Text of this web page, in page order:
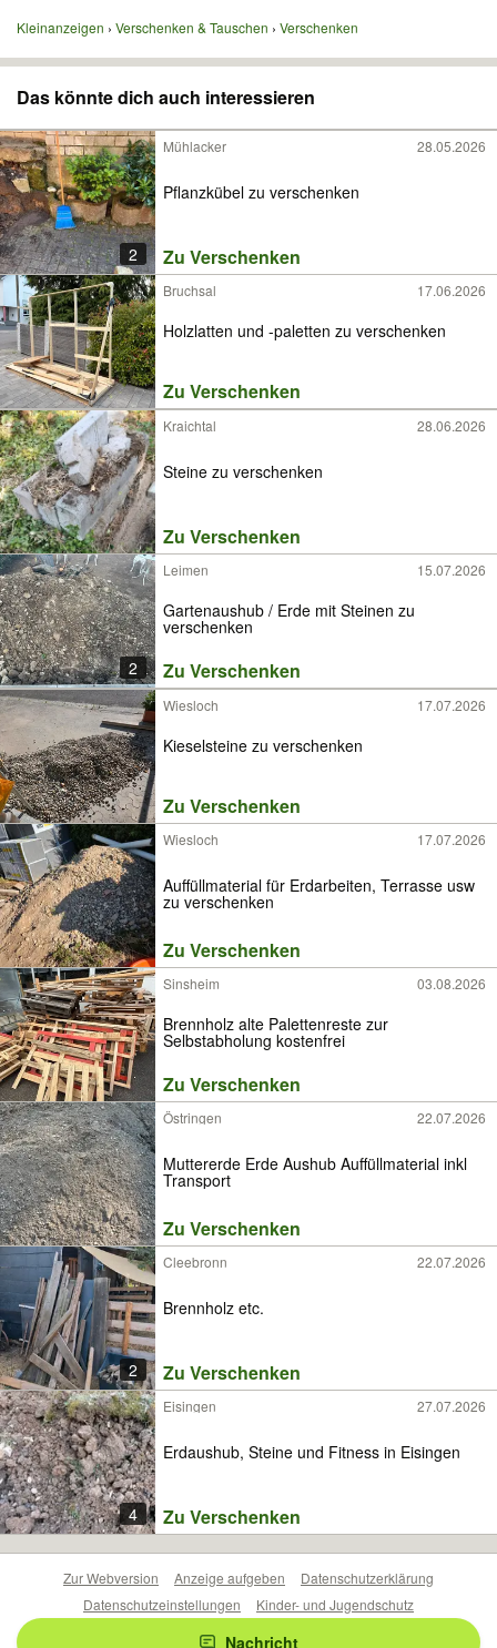
Kleinanzeigen Verschenken & Tauschen Verschenken
Das könnte dich auch interessieren
2
Mühlacker 28.05.2026
Pflanzkübel zu verschenken
Zu Verschenken
Bruchsal 17.06.2026
Holzlatten und -paletten zu verschenken
Zu Verschenken
Kraichtal 28.06.2026
Steine zu verschenken
Zu Verschenken
2
Leimen 15.07.2026
Gartenaushub / Erde mit Steinen zu
verschenken
Zu Verschenken
Wiesloch 17.07.2026
Kieselsteine zu verschenken
Zu Verschenken
Wiesloch 17.07.2026
Auffüllmaterial für Erdarbeiten, Terrasse usw
zu verschenken
Zu Verschenken
Sinsheim 03.08.2026
Brennholz alte Palettenreste zur
Selbstabholung kostenfrei
Zu Verschenken
Östringen 22.07.2026
Muttererde Erde Aushub Auffüllmaterial inkl
Transport
Zu Verschenken
2
Cleebronn 22.07.2026
Brennholz etc.
Zu Verschenken
4
Eisingen 27.07.2026
Erdaushub, Steine und Fitness in Eisingen
Zu Verschenken
Nachricht
Zur Webversion Anzeige aufgeben
Datenschutzerklärung
Datenschutzeinstellungen
Kinder- und Jugendschutz
Barrierefreiheitserklärung